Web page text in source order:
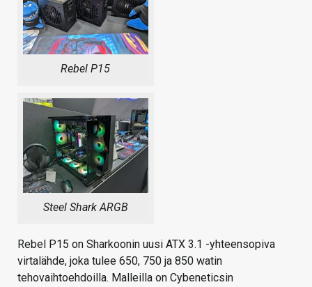
Rebel P15
Steel Shark ARGB
Rebel P15 on Sharkoonin uusi ATX 3.1 -yhteensopiva
virtalähde, joka tulee 650, 750 ja 850 watin
tehovaihtoehdoilla. Malleilla on Cybeneticsin